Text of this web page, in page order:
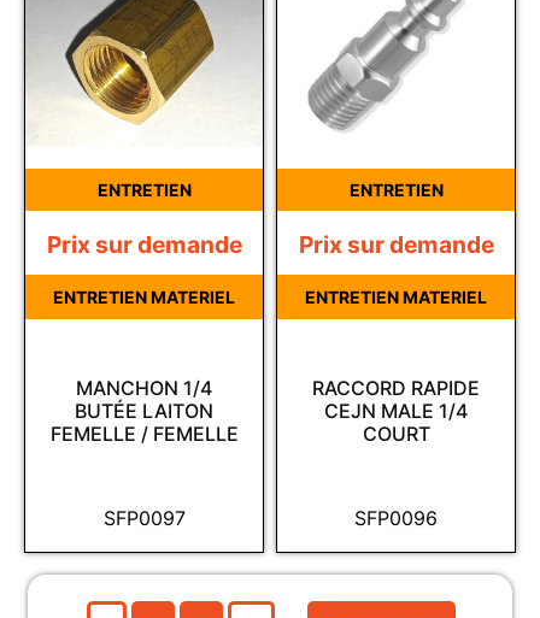
ENTRETIEN
SFP0097
MANCHON 1/4
BUTÉE LAITON
FEMELLE / FEMELLE
Prix sur demande
ENTRETIEN MATERIEL
ENTRETIEN
SFP0096
RACCORD RAPIDE
CEJN MALE 1/4
COURT
Prix sur demande
ENTRETIEN MATERIEL